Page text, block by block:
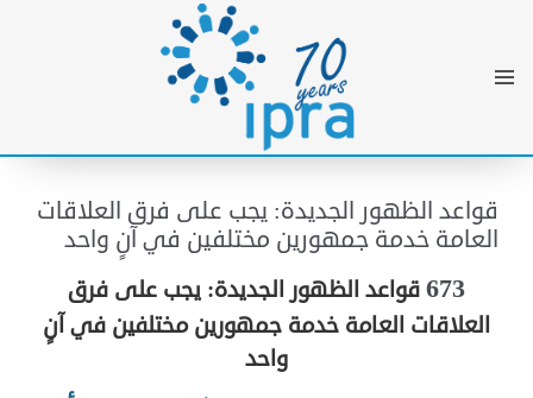
قواعد الظهور الجديدة: يجب على فرق العلاقات
العامة خدمة جمهورين مختلفين في آنٍ واحد
673قواعد الظهور الجديدة: يجب على فرق
العلاقات العامة خدمة جمهورين مختلفين فيآنٍ
واحد